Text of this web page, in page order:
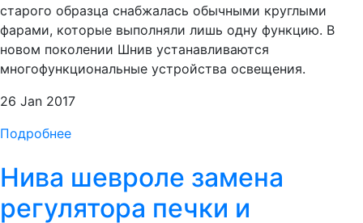
старого образца снабжалась обычными круглыми
фарами, которые выполняли лишь одну функцию. В
новом поколении Шнив устанавливаются
многофункциональные устройства освещения.
26 Jan 2017
Подробнее
Нива шевроле замена
регулятора печки и